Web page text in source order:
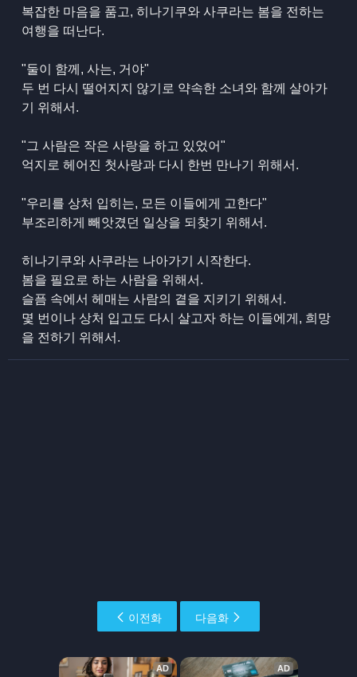
복잡한 마음을 품고, 히나기쿠와 사쿠라는 봄을 전하는
여행을 떠난다.
"둘이 함께, 사는, 거야"
두 번 다시 떨어지지 않기로 약속한 소녀와 함께 살아가
기 위해서.
"그 사람은 작은 사랑을 하고 있었어"
억지로 헤어진 첫사랑과 다시 한번 만나기 위해서.
"우리를 상처 입히는, 모든 이들에게 고한다"
부조리하게 빼앗겼던 일상을 되찾기 위해서.
히나기쿠와 사쿠라는 나아가기 시작한다.
봄을 필요로 하는 사람을 위해서.
슬픔 속에서 헤매는 사람의 곁을 지키기 위해서.
몇 번이나 상처 입고도 다시 살고자 하는 이들에게, 희망
을 전하기 위해서.
이전화 다음화